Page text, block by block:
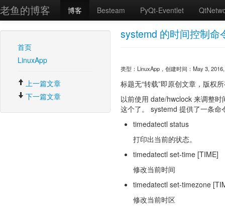
老鱼的博客 博客 Besteam PyQt-Eventlet
首页
LinuxApp
上一篇文章
下一篇文章
systemd 的时间控制命
类型：LinuxApp，创建时间：May 3,
标题无“转载”即原创文章，版权
以前使用 date/hwclock 来调整
这个了。 systemd 提供了一条
timedatectl status
打印出当前的状态。
timedatectl set-time [TIME]
修改当前时间
timedatectl set-timezone
修改当前时区